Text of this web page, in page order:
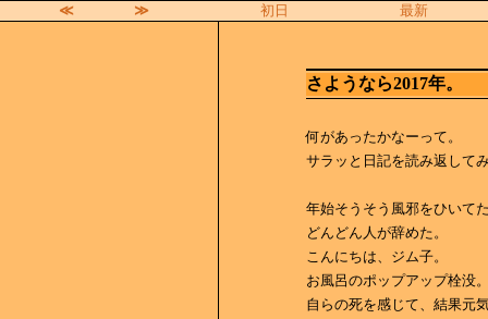
≪ ≫ 初日 最新
さようなら2017年。
何があったかなーって。
サラッと日記を読み返して
年始そうそう風邪をひいて
どんどん人が辞めた。
こんにちは、ジム子。
お風呂のポップアップ栓没
自らの死を感じて、結果元